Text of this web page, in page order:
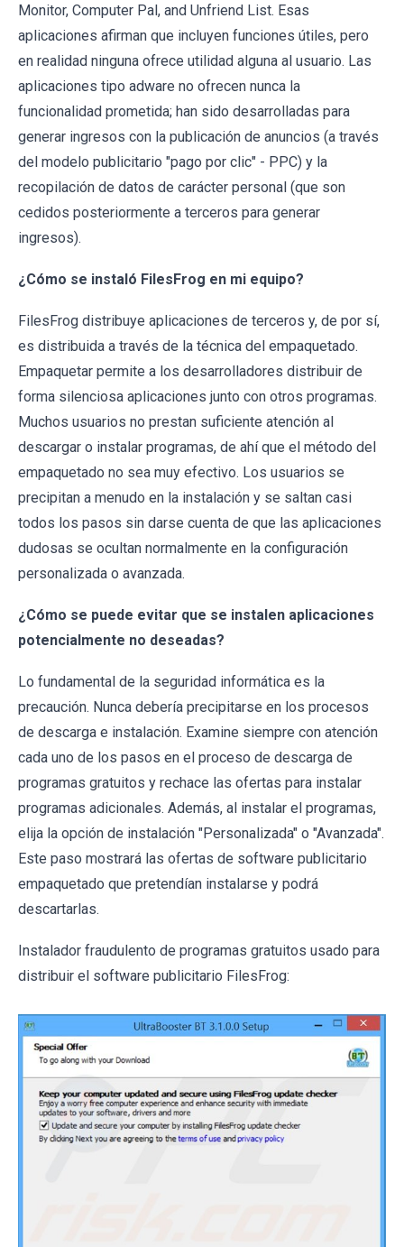
Monitor, Computer Pal, and Unfriend List. Esas
aplicaciones afirman que incluyen funciones útiles, pero
en realidad ninguna ofrece utilidad alguna al usuario. Las
aplicaciones tipo adware no ofrecen nunca la
funcionalidad prometida; han sido desarrolladas para
generar ingresos con la publicación de anuncios (a través
del modelo publicitario "pago por clic" - PPC) y la
recopilación de datos de carácter personal (que son
cedidos posteriormente a terceros para generar
ingresos).
¿Cómo se instaló FilesFrog en mi equipo?
FilesFrog distribuye aplicaciones de terceros y, de por sí,
es distribuida a través de la técnica del empaquetado.
Empaquetar permite a los desarrolladores distribuir de
forma silenciosa aplicaciones junto con otros programas.
Muchos usuarios no prestan suficiente atención al
descargar o instalar programas, de ahí que el método del
empaquetado no sea muy efectivo. Los usuarios se
precipitan a menudo en la instalación y se saltan casi
todos los pasos sin darse cuenta de que las aplicaciones
dudosas se ocultan normalmente en la configuración
personalizada o avanzada.
¿Cómo se puede evitar que se instalen aplicaciones
potencialmente no deseadas?
Lo fundamental de la seguridad informática es la
precaución. Nunca debería precipitarse en los procesos
de descarga e instalación. Examine siempre con atención
cada uno de los pasos en el proceso de descarga de
programas gratuitos y rechace las ofertas para instalar
programas adicionales. Además, al instalar el programas,
elija la opción de instalación "Personalizada" o "Avanzada".
Este paso mostrará las ofertas de software publicitario
empaquetado que pretendían instalarse y podrá
descartarlas.
Instalador fraudulento de programas gratuitos usado para
distribuir el software publicitario FilesFrog: